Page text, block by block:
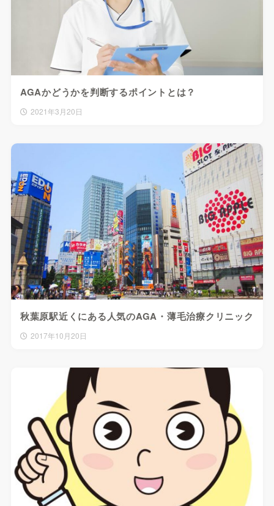
AGAかどうかを判断するポイントとは？
2021年3月20日
秋葉原駅近くにある人気のAGA・薄毛治療クリニック
2017年10月20日